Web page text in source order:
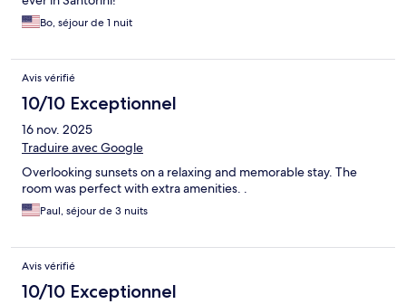
Bo, séjour de 1 nuit
Avis vérifié
10/10 Exceptionnel
16 nov. 2025
Traduire avec Google
Overlooking sunsets on a relaxing and memorable stay. The
room was perfect with extra amenities. .
Paul, séjour de 3 nuits
Avis vérifié
10/10 Exceptionnel